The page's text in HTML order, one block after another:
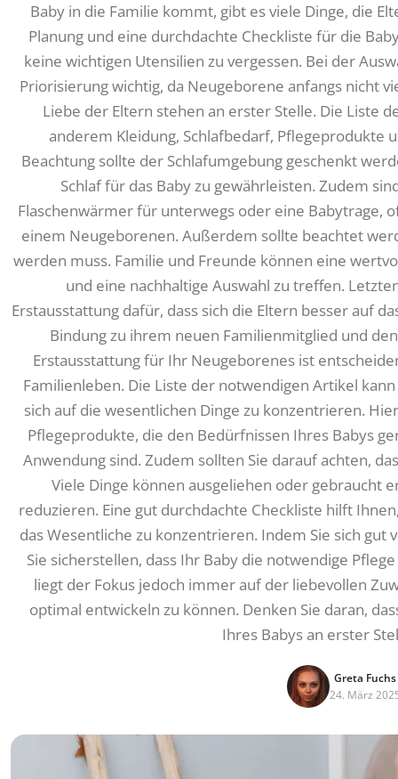
Baby in die Familie kommt, gibt es viele Dinge, die
Planung und eine durchdachte Checkliste für die
keine wichtigen Utensilien zu vergessen. Bei der
Priorisierung wichtig, da Neugeborene anfangs nicht
Liebe der Eltern stehen an erster Stelle. Die Liste
anderem Kleidung, Schlafbedarf, Pflegeprodukte
Beachtung sollte der Schlafumgebung geschenkt
Schlaf für das Baby zu gewährleisten. Zudem
Flaschenwärmer für unterwegs oder eine Babytrage,
einem Neugeborenen. Außerdem sollte beachtet
werden muss. Familie und Freunde können eine
und eine nachhaltige Auswahl zu treffen.
Erstausstattung dafür, dass sich die Eltern besser auf
Bindung zu ihrem neuen Familienmitglied und
Erstausstattung für Ihr Neugeborenes ist
Familienleben. Die Liste der notwendigen Artikel
sich auf die wesentlichen Dinge zu konzentrieren.
Pflegeprodukte, die den Bedürfnissen Ihres Babys
Anwendung sind. Zudem sollten Sie darauf achten,
Viele Dinge können ausgeliehen oder gebraucht
reduzieren. Eine gut durchdachte Checkliste hilft
das Wesentliche zu konzentrieren. Indem Sie sich
Sie sicherstellen, dass Ihr Baby die notwendige
liegt der Fokus jedoch immer auf der liebevollen
optimal entwickeln zu können. Denken Sie daran,
Ihres Babys an erster
Greta Fuchs
24. März